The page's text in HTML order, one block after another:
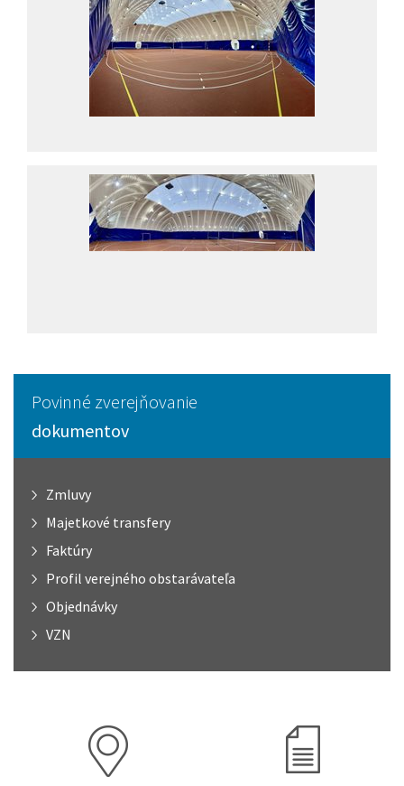
Povinné zverejňovanie
dokumentov
Zmluvy
Majetkové transfery
Faktúry
Profil verejného obstarávateľa
Objednávky
VZN